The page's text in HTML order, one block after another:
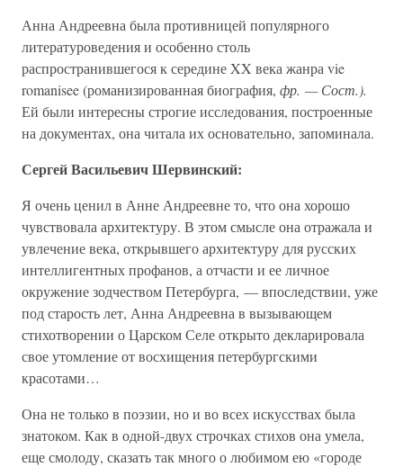
Анна Андреевна была противницей популярного
литературоведения и особенно столь
распространившегося к середине XX века жанра vie
romanisee (романизированная биография, фр. — Сост.).
Ей были интересны строгие исследования, построенные
на документах, она читала их основательно, запоминала.
Сергей Васильевич Шервинский:
Я очень ценил в Анне Андреевне то, что она хорошо
чувствовала архитектуру. В этом смысле она отражала и
увлечение века, открывшего архитектуру для русских
интеллигентных профанов, а отчасти и ее личное
окружение зодчеством Петербурга, — впоследствии, уже
под старость лет, Анна Андреевна в вызывающем
стихотворении о Царском Селе открыто декларировала
свое утомление от восхищения петербургскими
красотами…
Она не только в поэзии, но и во всех искусствах была
знатоком. Как в одной-двух строчках стихов она умела,
еще смолоду, сказать так много о любимом ею «городе